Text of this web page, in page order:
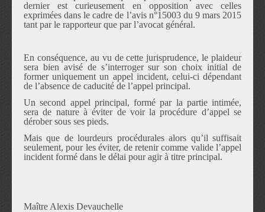
dernier est curieusement en opposition avec celles
exprimées dans le cadre de l’avis n°15003 du 9 mars 2015
tant par le rapporteur que par l’avocat général.
En conséquence, au vu de cette jurisprudence, le plaideur
sera bien avisé de s’interroger sur son choix initial de
former uniquement un appel incident, celui-ci dépendant
de l’absence de caducité de l’appel principal.
Un second appel principal, formé par la partie intimée,
sera de nature à éviter de voir la procédure d’appel se
dérober sous ses pieds.
Mais que de lourdeurs procédurales alors qu’il suffisait
seulement, pour leséviter, de retenir comme valide l’appel
incident formé dans le délai pour agirà titre principal.
Maître Alexis Devauchelle